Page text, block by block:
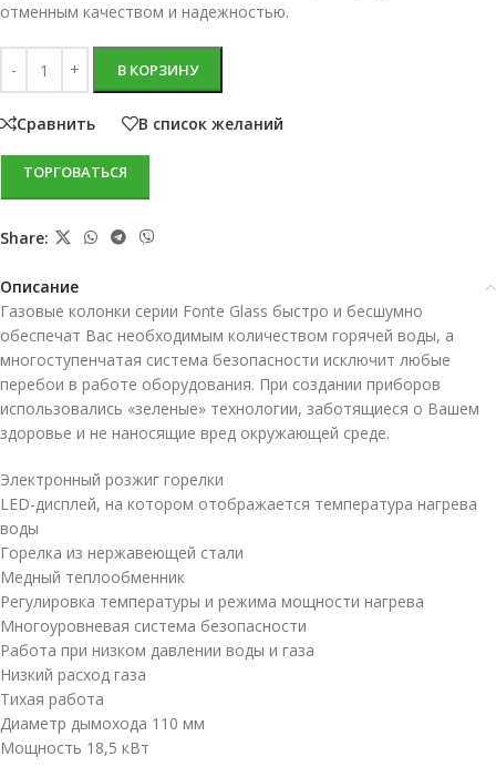
отменным качеством и надежностью.
В КОРЗИНУ
Сравнить В список желаний
ТОРГОВАТЬСЯ
Share:
Описание
Газовые колонки серии Fonte Glass быстро и бесшумно
обеспечат Вас необходимым количеством горячей воды, а
многоступенчатая система безопасности исключит любые
перебои в работе оборудования. При создании приборов
использовались «зеленые» технологии, заботящиеся о Вашем
здоровье и не наносящие вред окружающей среде.
Электронный розжиг горелки
LED-дисплей, на котором отображается температура нагрева
воды
Горелка из нержавеющей стали
Медный теплообменник
Регулировка температуры и режима мощности нагрева
Многоуровневая система безопасности
Работа при низком давлении воды и газа
Низкий расход газа
Тихая работа
Диаметр дымохода 110 мм
Мощность 18,5 кВт